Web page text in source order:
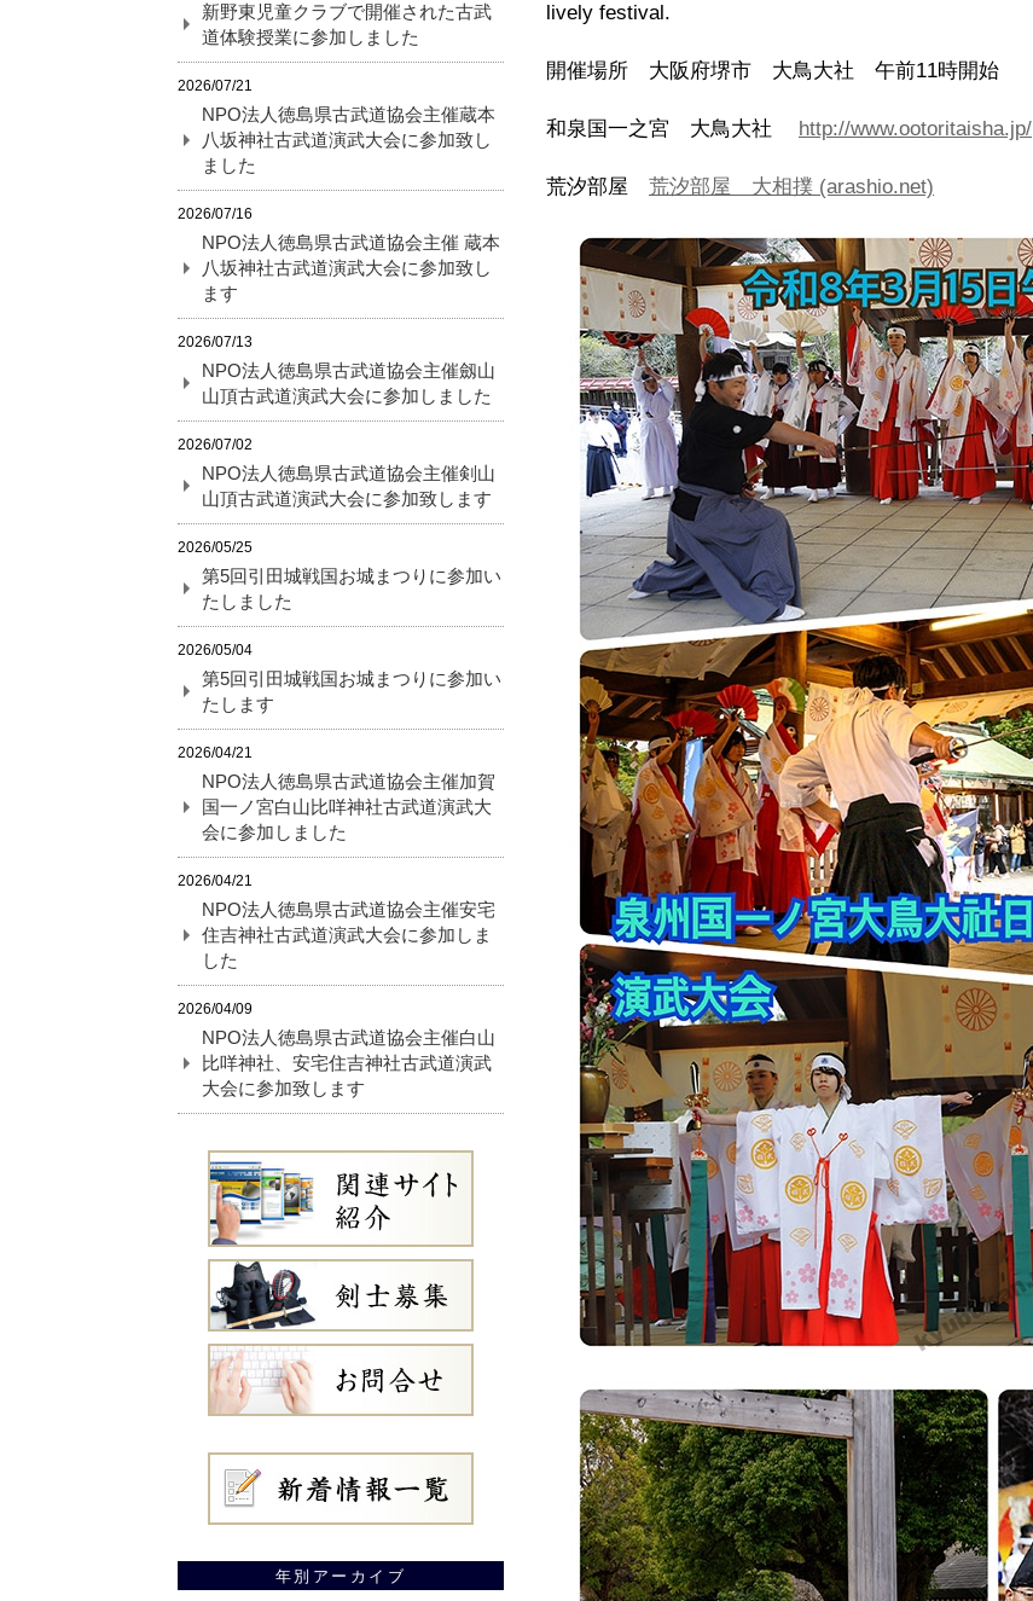
lively festival.
開催場所 大阪府堺市 大鳥大社 午前11時開始
和泉国一之宮 大鳥大社 http://www.ootoritaisha.jp/
荒汐部屋 荒汐部屋 大相撲 (arashio.net)
新野東児童クラブで開催された古武
道体験授業に参加しました
2026/07/21
NPO法人徳島県古武道協会主催蔵本
八坂神社古武道演武大会に参加致し
ました
2026/07/16
NPO法人徳島県古武道協会主催 蔵本
八坂神社古武道演武大会に参加致し
ます
2026/07/13
NPO法人徳島県古武道協会主催劔山
山頂古武道演武大会に参加しました
2026/07/02
NPO法人徳島県古武道協会主催剣山
山頂古武道演武大会に参加致します
2026/05/25
第5回引田城戦国お城まつりに参加い
たしました
2026/05/04
第5回引田城戦国お城まつりに参加い
たします
2026/04/21
NPO法人徳島県古武道協会主催加賀
国一ノ宮白山比咩神社古武道演武大
会に参加しました
2026/04/21
NPO法人徳島県古武道協会主催安宅
住吉神社古武道演武大会に参加しま
した
2026/04/09
NPO法人徳島県古武道協会主催白山
比咩神社、安宅住吉神社古武道演武
大会に参加致します
年別アーカイブ